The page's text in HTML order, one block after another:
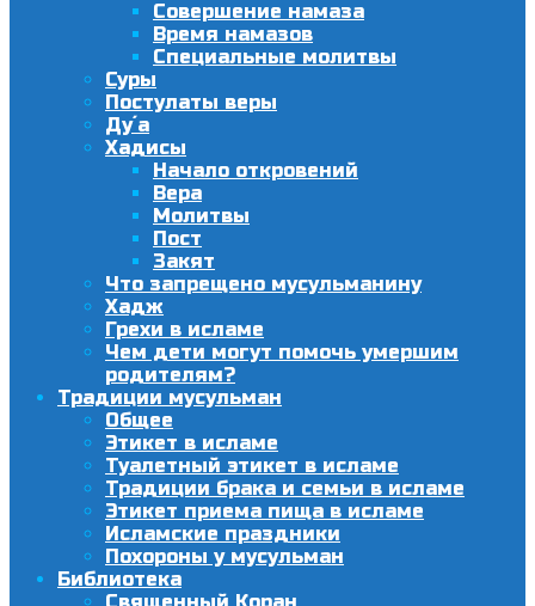
Совершение намаза
Время намазов
Специальные молитвы
Суры
Постулаты веры
Ду´а
Хадисы
Начало откровений
Вера
Молитвы
Пост
Закят
Что запрещено мусульманину
Хадж
Грехи в исламе
Чем дети могут помочь умершим
родителям?
Традиции мусульман
Общее
Этикет в исламе
Туалетный этикет в исламе
Традиции брака и семьи в исламе
Этикет приема пища в исламе
Исламские праздники
Похороны у мусульман
Библиотека